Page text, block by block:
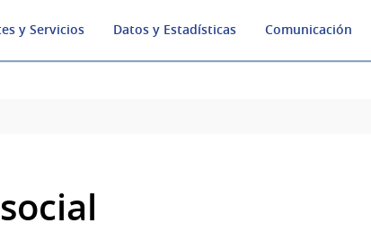
y Servicios Datos y Estadísticas Comunicación